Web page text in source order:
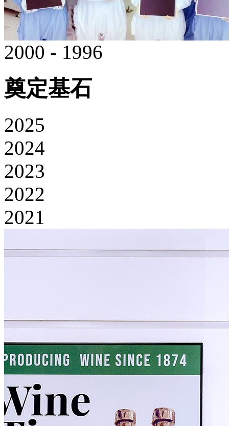
2000 - 1996
奠定基石
2025
2024
2023
2022
2021